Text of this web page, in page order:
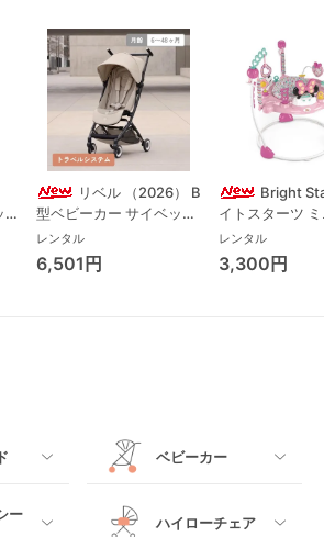
リベル （2026） B
型ベビーカー サイベック
ス(cybex)
レンタル
6,501円
Bright
イトスターツ
ス フォーエバ
レンド ジャン
パルー キッズ
レンタル
3,300円
ベビーカー
すべて
ー
ハイローチェア